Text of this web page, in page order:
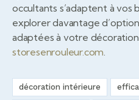
occultants s’adaptent à vos
explorer davantage
adaptées à votre
storesenrouleur.com
décoration intérieure